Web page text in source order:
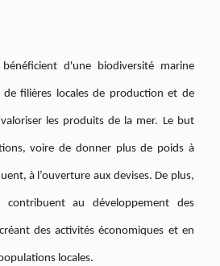
d'une biodiversité marine
de filières locales de production et de
les produits de la mer. Le but
voire de donner plus de poids à
à l’ouverture aux devises. De plus,
contribuent au développement des
des activités économiques et en
locales.